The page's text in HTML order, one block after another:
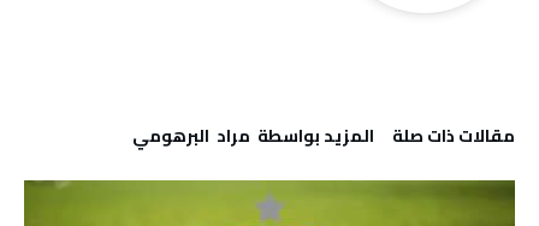
‫مقالات ذات صلة‬ ‫‫المزيد بواسطة‬ ‬ مراد‭ ‬ البرهومي